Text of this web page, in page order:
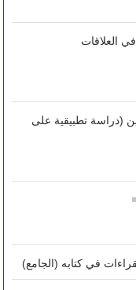
العلاقات
(دراسة تطبيقية على
في كتابه (الجامع)